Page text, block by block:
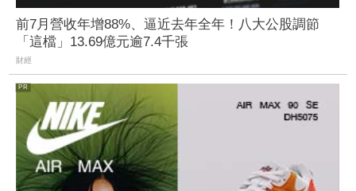
前7月營收年增88%、逼近去年全年！八大公股調節
「這檔」13.69億元逾7.4千張
財經